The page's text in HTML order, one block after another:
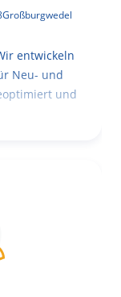
Großburgwedel
entwickeln
Neu- und
und